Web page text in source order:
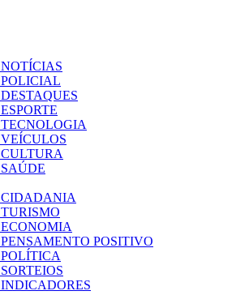
NOTÍCIAS
POLICIAL
DESTAQUES
ESPORTE
TECNOLOGIA
VEÍCULOS
CULTURA
SAÚDE
CIDADANIA
TURISMO
ECONOMIA
PENSAMENTO POSITIVO
POLÍTICA
SORTEIOS
INDICADORES